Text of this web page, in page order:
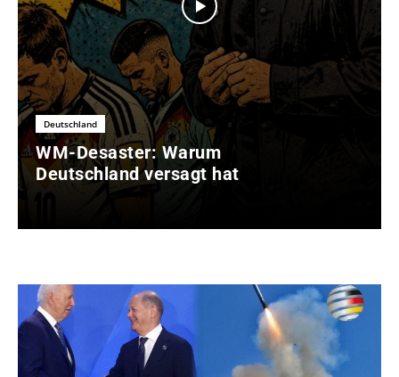
Deutschland
WM-Desaster: Warum
Deutschland versagt hat